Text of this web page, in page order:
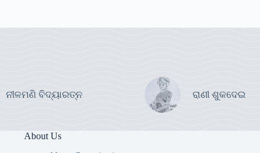
ନୀଳମଣି ବିଦ୍ୟାରତ୍ନ ରାଣୀ ଶୁକଦେଇ
About Us